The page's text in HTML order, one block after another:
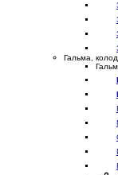
Гальма,